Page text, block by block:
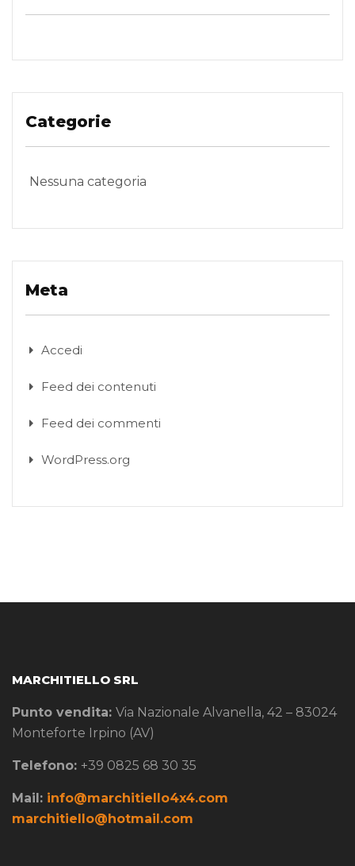
Categorie
Nessuna categoria
Meta
Accedi
Feed dei contenuti
Feed dei commenti
WordPress.org
MARCHITIELLO SRL
Punto vendita: Via Nazionale Alvanella, 42 – 83024
Monteforte Irpino (AV)
Telefono: +39 0825 68 30 35
Mail: info@marchitiello4x4.com
marchitiello@hotmail.com